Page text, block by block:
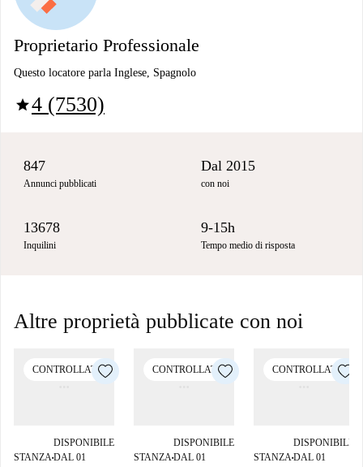
Proprietario Professionale
Questo locatore parla Inglese, Spagnolo
star4 (7530)
847
Annunci pubblicati
Dal 2015
con noi
13678
Inquilini
9-15h
Tempo medio di risposta
Altre proprietà pubblicate con noi
CONTROLLATO
STANZA■
DISPONIBILE
DAL 01
CONTROLLATO
STANZA■
DISPONIBILE
DAL 01
CONTROLLATO
STANZA■
DISPONIBILE
DAL 01